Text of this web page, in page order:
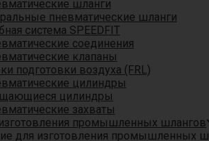
шланги
пневматические шланги
система SPEEDFIT
соединения
клапаны
подготовки воздуха (FRL)
цилиндры
цилиндры
захваты
промышленных шлангов